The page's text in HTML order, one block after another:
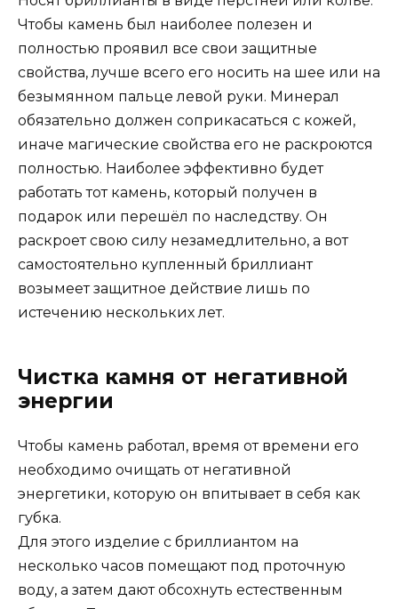
Чтобы камень был наиболее полезен и
полностью проявил все свои защитные
свойства, лучше всего его носить на шее или на
безымянном пальце левой руки. Минерал
обязательно должен соприкасаться с кожей,
иначе магические свойства его не раскроются
полностью. Наиболее эффективно будет
работать тот камень, который получен в
подарок или перешёл по наследству. Он
раскроет свою силу незамедлительно, а вот
самостоятельно купленный бриллиант
возымеет защитное действие лишь по
истечению нескольких лет.
Чистка камня от негативной
энергии
Чтобы камень работал, время от времени его
необходимо очищать от негативной
энергетики, которую он впитывает в себя как
губка.
Для этого изделие с бриллиантом на
несколько часов помещают под проточную
воду, а затем дают обсохнуть естественным